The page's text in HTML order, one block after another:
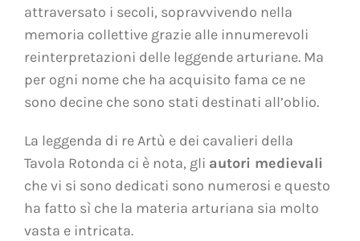
attraversato i secoli, sopravvivendo nella
memoria collettive grazie alle innumerevoli
reinterpretazioni delle leggende arturiane. Ma
per ogni nome che ha acquisito fama ce ne
sono decine che sono stati destinati all’oblio.
La leggenda di re Artù e dei cavalieri della
Tavola Rotonda ci è nota, gli autori medievali
che vi si sono dedicati sono numerosi e questo
ha fatto sì che la materia arturiana sia molto
vasta e intricata.